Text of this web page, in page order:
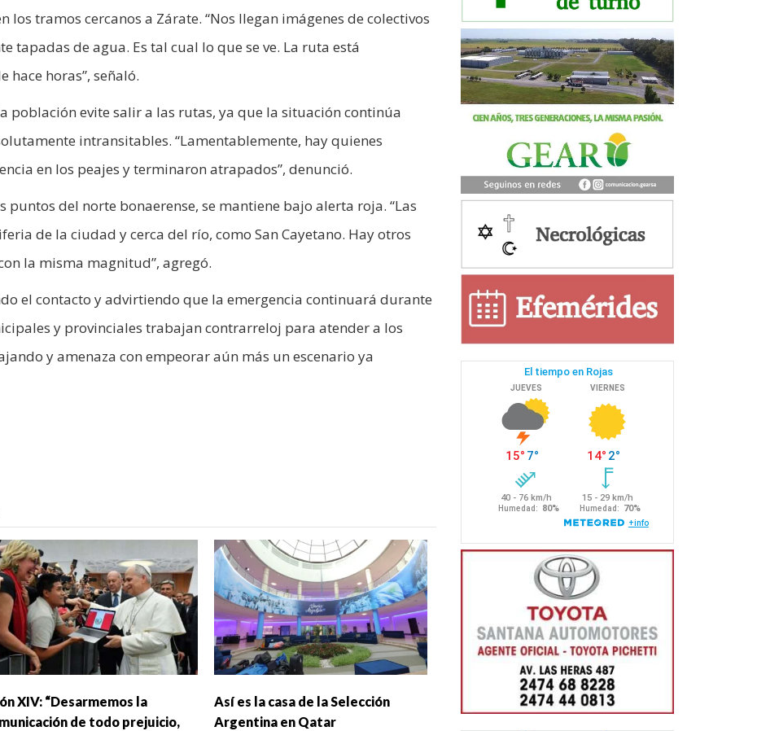
tramos cercanos a Zárate. “Nos llegan imágenes de colectivos
tapadas de agua. Es tal cual lo que se ve. La ruta está
horas”, señaló.
población evite salir a las rutas, ya que la situación continúa
intransitables. “Lamentablemente, hay quienes
en los peajes y terminaron atrapados”, denunció.
puntos del norte bonaerense, se mantiene bajo alerta roja. “Las
de la ciudad y cerca del río, como San Cayetano. Hay otros
la misma magnitud”, agregó.
el contacto y advirtiendo que la emergencia continuará durante
y provinciales trabajan contrarreloj para atender a los
y amenaza con empeorar aún más un escenario ya
XIV: “Desarmemos la
de todo prejuicio,
Así es la casa de la Selección
Argentina en Qatar